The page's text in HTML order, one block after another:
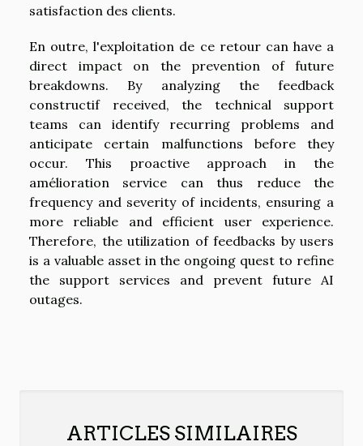
satisfaction des clients.
En outre, l'exploitation de ce retour can have a
direct impact on the prevention of future
breakdowns. By analyzing the feedback
constructif received, the technical support
teams can identify recurring problems and
anticipate certain malfunctions before they
occur. This proactive approach in the
amélioration service can thus reduce the
frequency and severity of incidents, ensuring a
more reliable and efficient user experience.
Therefore, the utilization of feedbacks by users
is a valuable asset in the ongoing quest to refine
the support services and prevent future AI
outages.
ARTICLES SIMILAIRES